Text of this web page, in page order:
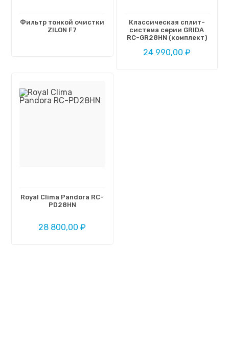
Фильтр тонкой очистки
ZILON F7
Классическая сплит-
система серии GRIDA
RC-GR28HN (комплект)
24 990,00 ₽
Royal Clima Pandora RC-
PD28HN
28 800,00 ₽